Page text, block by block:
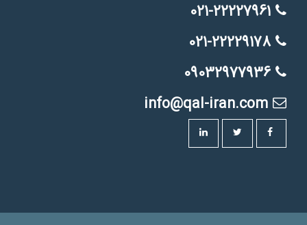
021-22227961
021-22229178
09032977936
info@qal-iran.com